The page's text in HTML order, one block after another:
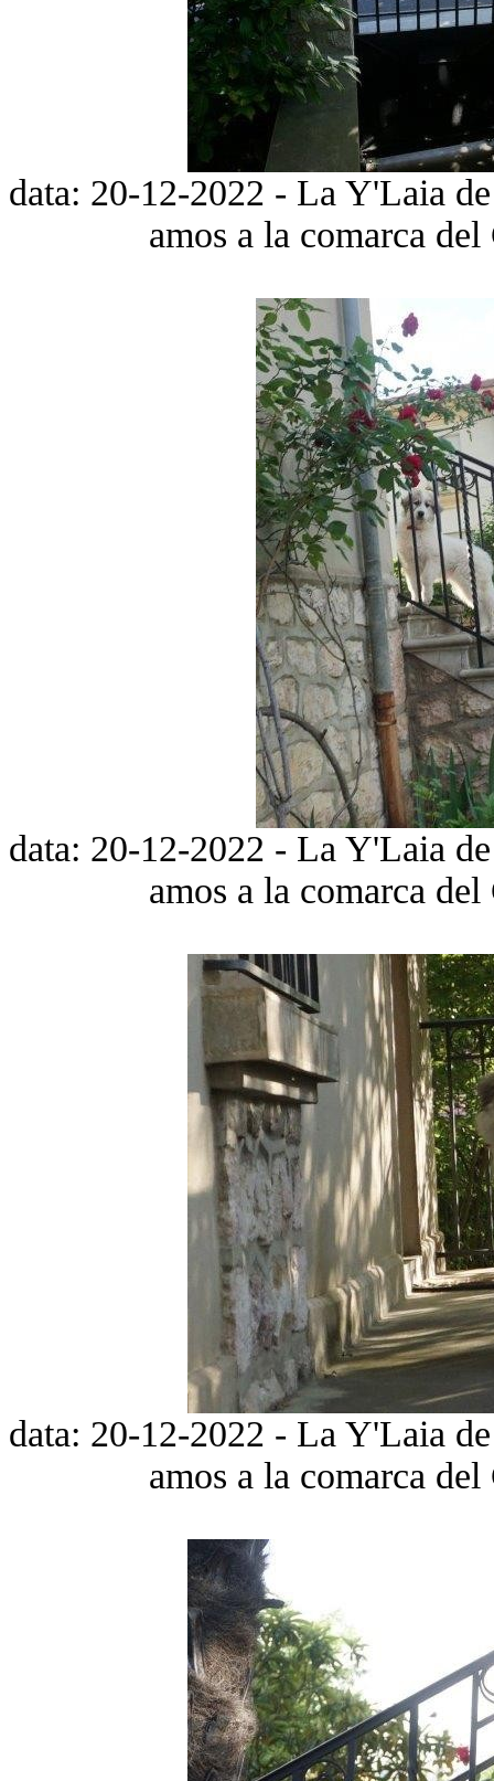
data: 20-12-2022 - La Y'Laia
amos a la comarca
data: 20-12-2022 - La Y'Laia
amos a la comarca
data: 20-12-2022 - La Y'Laia
amos a la comarca